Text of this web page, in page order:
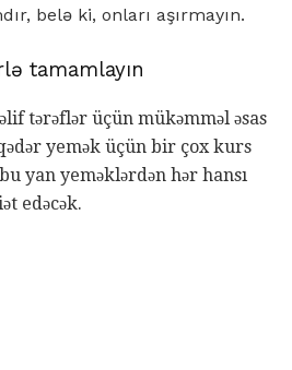
belə ki, onları aşırmayın.
tamamlayın
tərəflər üçün mükəmməl əsas
yemək üçün bir çox kurs
yan yeməklərdən hər hansı
edəcək.